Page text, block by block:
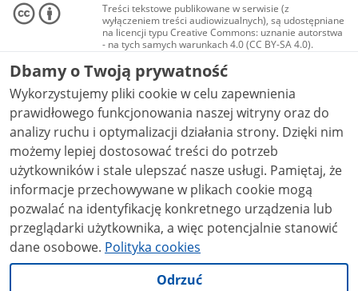
Treści tekstowe publikowane w serwisie (z
wyłączeniem treści audiowizualnych), są udostępniane
na licencji typu Creative Commons: uznanie autorstwa
- na tych samych warunkach 4.0 (CC BY-SA 4.0).
Materiały audiowizualne, w tym zdjęcia, materiały
audio i wideo, są udostępniane na licencji typu
Creative Commons: uznanie autorstwa użycie
niekomercyjne - bez utworów zależnych 4.0 (CC BY-
NC-ND 4.0), o ile nie jest to stwierdzone inaczej.
Dbamy o Twoją prywatność
Wykorzystujemy pliki cookie w celu zapewnienia
prawidłowego funkcjonowania naszej witryny oraz do
analizy ruchu i optymalizacji działania strony. Dzięki nim
możemy lepiej dostosować treści do potrzeb
użytkowników i stale ulepszać nasze usługi. Pamiętaj, że
informacje przechowywane w plikach cookie mogą
pozwalać na identyfikację konkretnego urządzenia lub
przeglądarki użytkownika, a więc potencjalnie stanowić
dane osobowe. Polityka cookies
Odrzuć